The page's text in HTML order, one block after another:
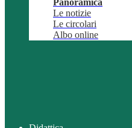
Panoramica
Le notizie
Le circolari
Albo online